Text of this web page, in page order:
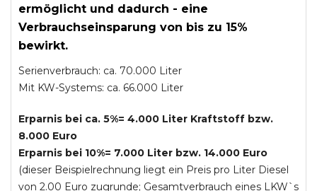
ermöglicht und dadurch - eine
Verbrauchseinsparung von bis zu 15%
bewirkt.
Serienverbrauch: ca. 70.000 Liter
Mit KW-Systems: ca. 66.000 Liter
Erparnis bei ca. 5%= 4.000 Liter Kraftstoff bzw.
8.000 Euro
Erparnis bei 10%= 7.000 Liter bzw. 14.000 Euro
(dieser Beispielrechnung liegt ein Preis pro Liter Diesel
von 2.00 Euro zugrunde; Gesamtverbrauch eines LKW`s